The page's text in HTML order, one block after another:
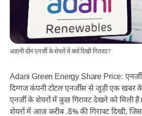
अडानी ग्रीन एनर्जी के शेयरों में क्यों दिखी गिरावट?
Adani Green Energy Share Price:
दिग्गज कंपनी टोटल एनर्जीस से जुड़ी एक खबर
एनर्जी के शेयरों में कुछ गिरावट देखने को मिली है।
शेयरों में आज करीब .8% की गिरावट दिखी,